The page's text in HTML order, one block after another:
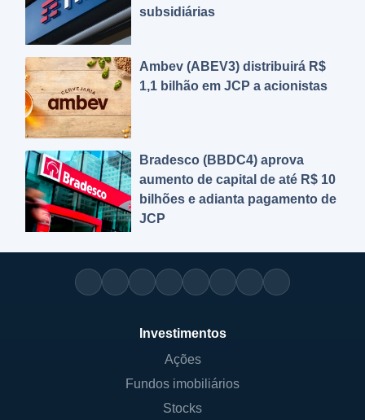
subsidiárias
Ambev (ABEV3) distribuirá R$
1,1 bilhão em JCP a acionistas
Bradesco (BBDC4) aprova
aumento de capital de até R$ 10
bilhões e adianta pagamento de
JCP
Investimentos
Ações
Fundos imobiliários
Stocks